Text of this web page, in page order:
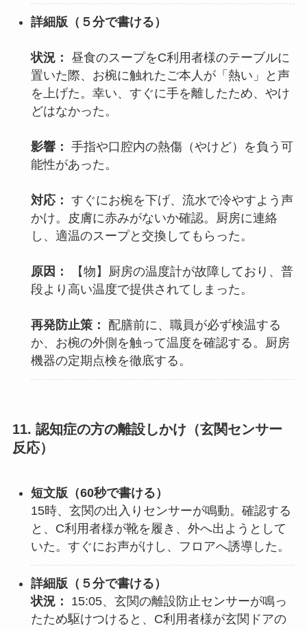
詳細版（ ５分で書ける）
状況：
昼食のスープをC利用者様のテーブルに
置いた際、お椀に触れたご本人が「熱い」と声
を上げた。幸い、すぐに手を離したため、やけ
どはなかった。
影響： 手指や口腔内の熱傷（やけど）を負う可
能性があった。
対応： すぐにお椀を下げ、流水で冷やすよう声
かけ。皮膚に赤みがないか確認。厨房に連絡
し、適温のスープと交換してもらった。
原因：
【物】厨房の温度計が故障しており、普
段より高い温度で提供されてしまった。
再発防止策：
配膳前に、職員が必ず検温する
か、お椀の外側を触って温度を確認する。厨房
機器の定期点検を徹底する。
11. 認知症の方の離設しかけ（玄関センサー
反応）
短文版（60秒で書ける）
15時、玄関の出入りセンサーが鳴動。確認する
と、C利用者様が靴を履き、外へ出ようとして
いた。すぐにお声がけし、フロアへ誘導した。
詳細版（ ５分で書ける）
状況：
15:05、玄関の離設防止センサーが鳴っ
たため駆けつけると、C利用者様が玄関ドアの